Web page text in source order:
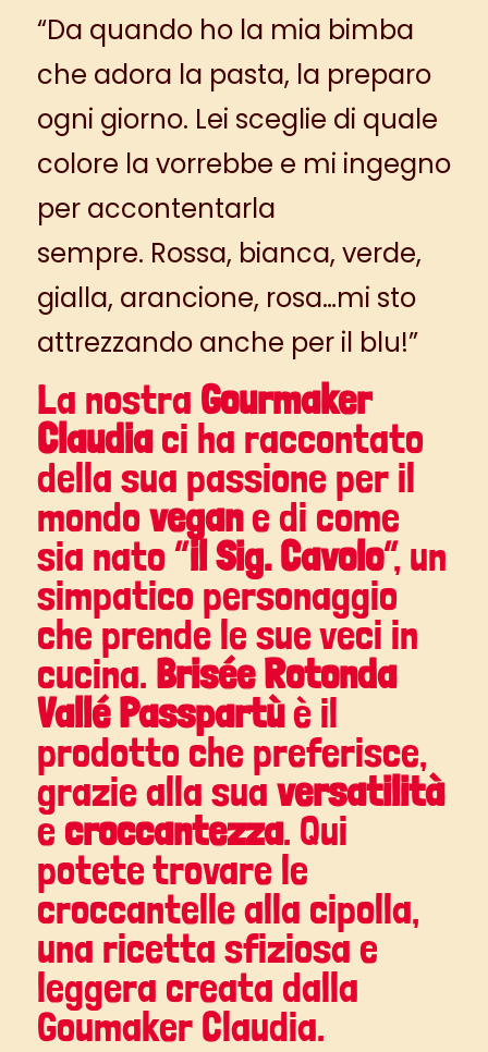
“Da quando ho la mia bimba
che adora la pasta, la preparo
ogni giorno. Lei sceglie di quale
colore la vorrebbe e mi ingegno
per accontentarla
sempre. Rossa, bianca, verde,
gialla, arancione, rosa…mi sto
attrezzando anche per il blu!”
La nostra Gourmaker
Claudiaci ha raccontato
della sua passione per il
mondovegane di come
sia nato “il Sig. Cavolo“, un
simpatico personaggio
che prende le sue veci in
cucina. Brisée Rotonda
Vallé Passpartùè il
prodotto che preferisce,
grazie alla sua versatilità
ecroccantezza. Qui
potete trovare le
croccantelle alla cipolla,
una ricetta sfiziosa e
leggera creata dalla
Goumaker Claudia.